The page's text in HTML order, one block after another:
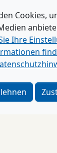
Genial Reden
Cookies,
Ihre